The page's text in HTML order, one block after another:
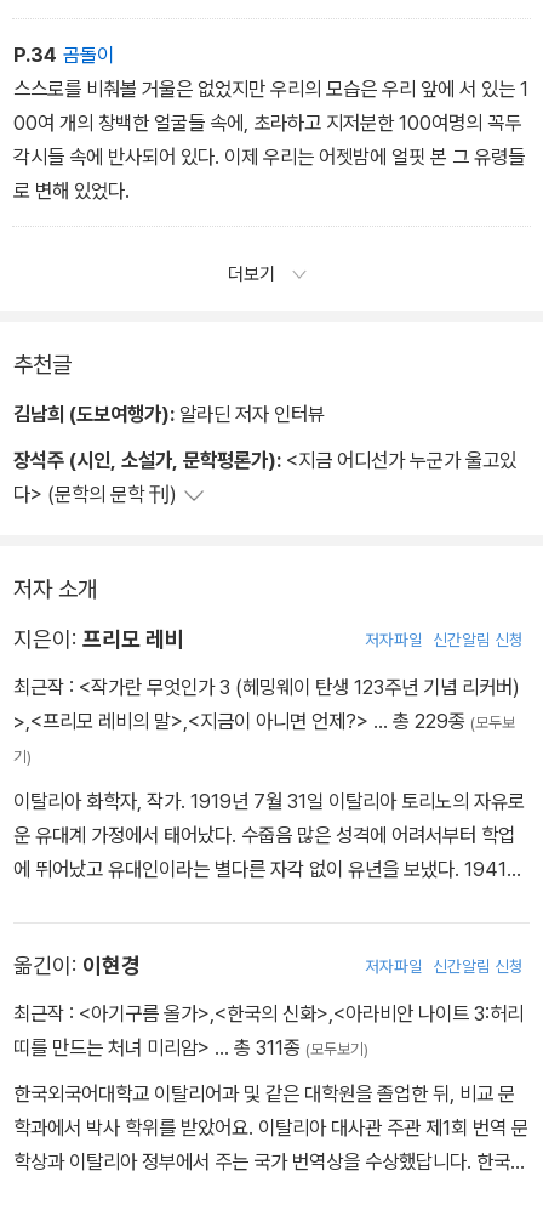
P.34 곰돌이
스스로를 비춰볼 거울은 없었지만 우리의 모습은 우리 앞에 서 있는 1
00여 개의 창백한 얼굴들 속에, 초라하고 지저분한 100여명의 꼭두
각시들 속에 반사되어 있다. 이제 우리는 어젯밤에 얼핏 본 그 유령들
로 변해 있었다.
더보기
추천글
김남희 (도보여행가): 알라딘 저자 인터뷰
장석주 (시인, 소설가, 문학평론가): <지금 어디선가 누군가 울고있
다> (문학의 문학 刊)
저자 소개
지은이: 프리모 레비 저자파일 신간알림 신청
최근작 : <작가란 무엇인가 3 (헤밍웨이 탄생 123주년 기념 리커버)
>,<프리모 레비의 말>,<지금이 아니면 언제?> … 총 229종 (모두보
기)
이탈리아 화학자, 작가. 1919년 7월 31일 이탈리아 토리노의 자유로
운 유대계 가정에서 태어났다. 수줍음 많은 성격에 어려서부터 학업
에 뛰어났고 유대인이라는 별다른 자각 없이 유년을 보냈다. 1941년
의와 자유’에 가담, 파시즘에 저항운동을 벌이다 1943년 12월 파시
스트 민병대에 체포되었고 이듬해 2월 독일 아우슈비츠 수용소로 이
송되었다. 1945년 1월 구소련의 붉은군대에 의해 해방되기까지 11
을 버티기 어려웠다. 해방 이후에도 고향인 토리노를 밟기까지는 유
럽 각지를 돌아 아홉 달이 걸렸다. 1946년, 훗날을 해로할 루치아를
만났고 도료 공장의 화학자와 관리자 일을 생업으로 삼았으며 수용소
옮긴이: 이현경 저자파일 신간알림 신청
최근작 : <아기구름 올가>,<한국의 신화>,<아라비안 나이트 3:허리
띠를 만드는 처녀 미리암> … 총 311종 (모두보기)
한국외국어대학교 이탈리어과 및 같은 대학원을 졸업한 뒤, 비교 문
학과에서 박사 학위를 받았어요. 이탈리아 대사관 주관 제1회 번역 문
학상과 이탈리아 정부에서 주는 국가 번역상을 수상했답니다. 한국외